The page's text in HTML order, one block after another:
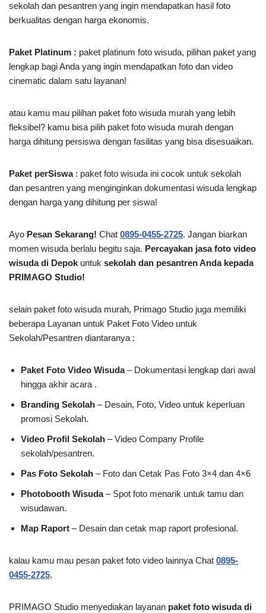
sekolah dan pesantren yang ingin mendapatkan hasil foto
berkualitas dengan harga ekonomis.
Paket Platinum : paket platinum foto wisuda, pilihan paket yang
lengkap bagi Anda yang ingin mendapatkan foto dan video
cinematic dalam satu layanan!
atau kamu mau pilihan paket foto wisuda murah yang lebih
fleksibel? kamu bisa pilih paket foto wisuda murah dengan
harga dihitung persiswa dengan fasilitas yang bisa disesuaikan.
Paket perSiswa: paket foto wisuda ini cocok untuk sekolah
dan pesantren yang menginginkan dokumentasi wisuda lengkap
dengan harga yang dihitung per siswa!
Ayo Pesan Sekarang! Chat 0895-0455-2725. Jangan biarkan
momen wisuda berlalu begitu saja. Percayakan jasa foto video
wisuda di Depok untuk sekolah dan pesantren Anda kepada
PRIMAGO Studio!
selain paket foto wisuda murah, Primago Studio juga memiliki
beberapa Layanan untuk Paket Foto Video untuk
Sekolah/Pesantren diantaranya :
Paket Foto Video Wisuda– Dokumentasi lengkap dari awal
hingga akhir acara .
Branding Sekolah – Desain, Foto, Video untuk keperluan
promosi Sekolah.
Video Profil Sekolah – Video Company Profile
sekolah/pesantren.
Pas Foto Sekolah – Foto dan Cetak Pas Foto 3×4 dan 4×6
Photobooth Wisuda– Spot foto menarik untuk tamu dan
wisudawan.
Map Raport – Desain dan cetak map raport profesional.
kalau kamu mau pesan paket foto video lainnya Chat 0895-
0455-2725.
PRIMAGO Studio menyediakan layanan paket foto wisuda di